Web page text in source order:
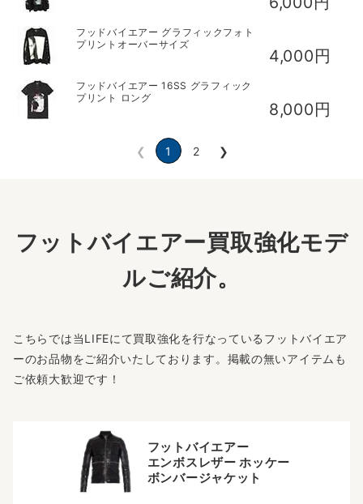
フッドバイエアー グラフィックフォト
プリントオーバーサイズ
4,000円
フッドバイエアー 16SS グラフィック
プリント ロング
8,000円
❮ 1 2 ❯
フットバイエアー買取強化モデ
ルご紹介。
こちらでは当LIFEにて買取強化を行なっているフットバイエア
ーのお品物をご紹介いたしております。掲載の無いアイテムも
ご依頼大歓迎です！
フットバイエアー
エンボスレザー ホッケー
ボンバージャケット